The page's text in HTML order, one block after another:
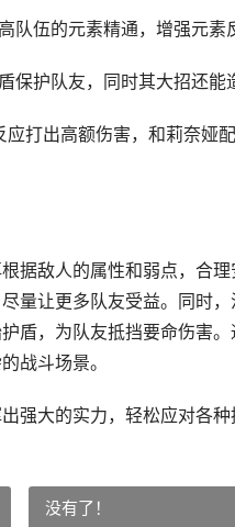
伍的元素精通，增强元素
护队友，同时其大招还能
打出高额伤害，和莉奈娅
据敌人的属性和弱点，合
量让更多队友受益。同时
盾，为队友抵挡要命伤害
战斗场景。
强大的实力，轻松应对各种
没有了！